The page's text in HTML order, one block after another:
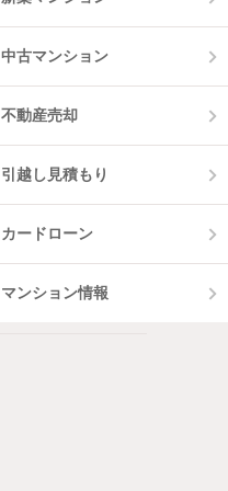
中古マンション
不動産売却
引越し見積もり
カードローン
マンション情報